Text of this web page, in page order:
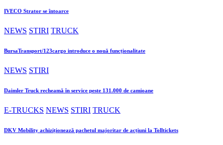
IVECO Strator se întoarce
NEWS STIRI TRUCK
BursaTransport/123cargo introduce o nouă funcționalitate
NEWS STIRI
Daimler Truck recheamă în service peste 131.000 de camioane
E-TRUCKS NEWS STIRI TRUCK
DKV Mobility achiziționează pachetul majoritar de acțiuni la Tolltickets